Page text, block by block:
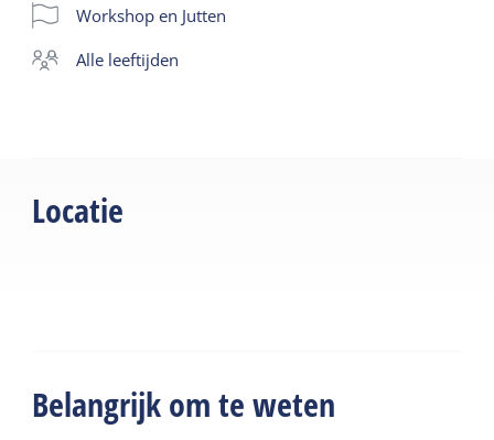
Geschikt voor : 6+ jaar
De workshop gaat alleen door bij minimaal 4
Workshop en Jutten
alle leeftijden
Locatie
Belangrijk om te weten